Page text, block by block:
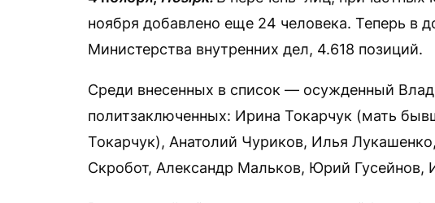
ноября добавлено еще 24 человека. Теперь в
Министерства внутренних дел, 4.618 позиций.
Среди внесенных в список — осужденный
политзаключенных: Ирина Токарчук (мать
Токарчук), Анатолий Чуриков, Илья
Скробот, Александр Мальков, Юрий Гусейнов,